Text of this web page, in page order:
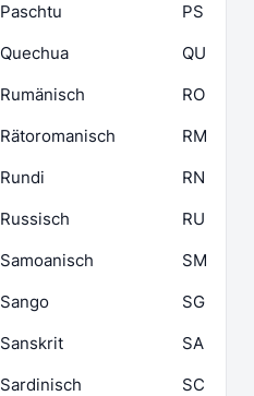
Paschtu
PS
Quechua
QU
Rumänisch
RO
Rätoromanisch
RM
Rundi
RN
Russisch
RU
Samoanisch
SM
Sango
SG
Sanskrit
SA
Sardinisch
SC